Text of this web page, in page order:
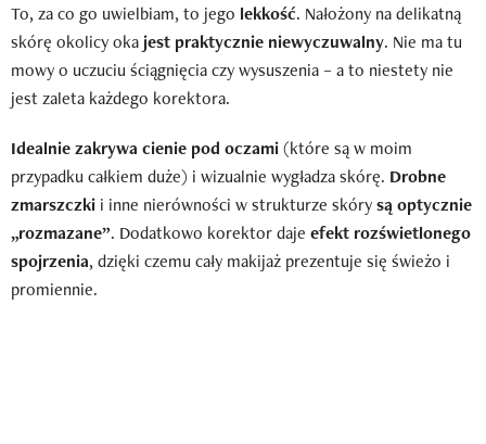
To, za co go uwielbiam, to jego lekkość. Nałożony na delikatną
skórę okolicy oka jest praktycznie niewyczuwalny. Nie ma tu
mowy o uczuciu ściągnięcia czy wysuszenia – a to niestety nie
jest zaleta każdego korektora.
Idealnie zakrywa cienie pod oczami(które są w moim
przypadku całkiem duże) i wizualnie wygładza skórę. Drobne
zmarszczki i inne nierówności w strukturze skórysą optycznie
„rozmazane”. Dodatkowo korektor daje efekt rozświetlonego
spojrzenia, dzięki czemu cały makijaż prezentuje się świeżo i
promiennie.